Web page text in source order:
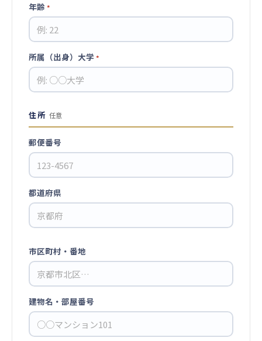
年齢 *
所属（出身）大学 *
住所 任意
郵便番号
都道府県
市区町村・番地
建物名・部屋番号